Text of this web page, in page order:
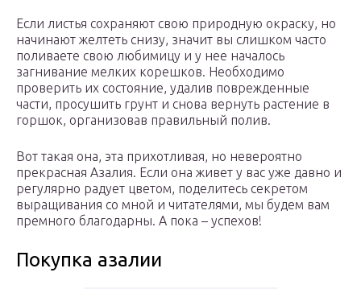
Если листья сохраняют свою природную окраску, но
начинают желтеть снизу, значит вы слишком часто
поливаете свою любимицу и у нее началось
загнивание мелких корешков. Необходимо
проверить их состояние, удалив поврежденные
части, просушить грунт и снова вернуть растение в
горшок, организовав правильный полив.
Вот такая она, эта прихотливая, но невероятно
прекрасная Азалия. Если она живет у вас уже давно и
регулярно радует цветом, поделитесь секретом
выращивания со мной и читателями, мы будем вам
премного благодарны. А пока – успехов!
Покупка азалии